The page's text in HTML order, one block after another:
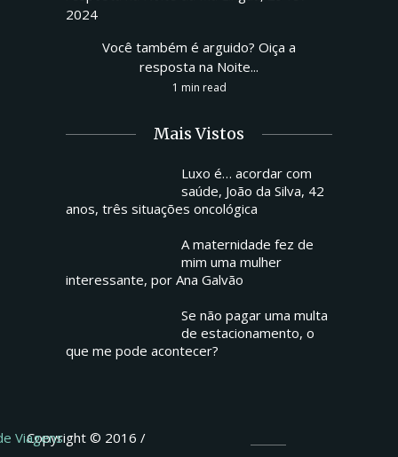
Você também é arguido? Oiça a
resposta na Noite...
1 min read
Mais Vistos
Luxo é… acordar com
saúde, João da Silva, 42
anos, três situações oncológica
A maternidade fez de
mim uma mulher
interessante, por Ana Galvão
Se não pagar uma multa
de estacionamento, o
que me pode acontecer?
Copyright © 2016 /
Viagens